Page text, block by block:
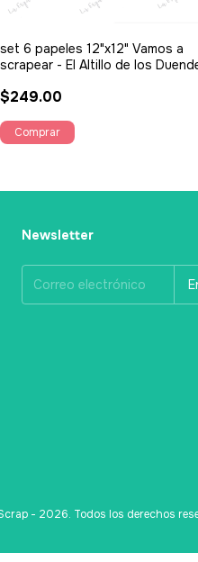
set 6 papeles 12"x12" Vamos a
scrapear - El Altillo de los
$249.00
Newsletter
- 2026. Todos los derechos